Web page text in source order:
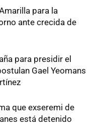
para la
ante crecida de
para presidir el
Gael Yeomans
que exseremi de
está detenido